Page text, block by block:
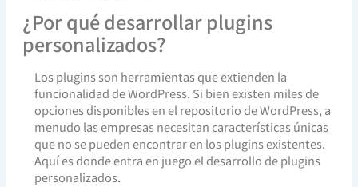
¿Por qué desarrollar plugins
personalizados?
Los plugins son herramientas que extienden la
funcionalidad de WordPress. Si bien existen miles de
opciones disponibles en el repositorio de WordPress, a
menudo las empresas necesitan características únicas
que no se pueden encontrar en los plugins existentes.
Aquí es donde entra en juego el desarrollo de plugins
personalizados.